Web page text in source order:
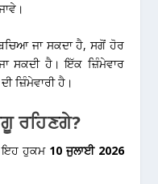
ਜਾ ਸਕਦਾ ਹੈ, ਸਗੋਂ ਹੋਰ
ਸਕਦੀ ਹੈ। ਇੱਕ ਜ਼ਿੰਮੇਵਾਰ
ਜ਼ਿੰਮੇਵਾਰੀ ਹੈ।
ਰਹਿਣਗੇ?
ਇਹ ਹੁਕਮ 10 ਜੁਲਾਈ 2026